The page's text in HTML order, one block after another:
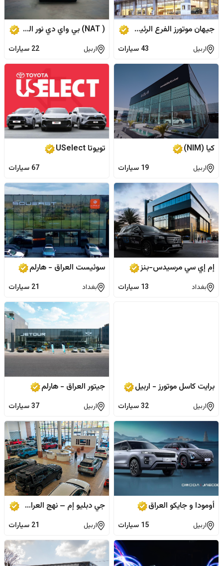
جيهان موتورز الفرع الرئيسي
اربيل 43 سيارات
( NAT) بي واي دي نور الجزيرة
اربيل 22 سيارات
كيا (NIM)
اربيل 19 سيارات
تويوتا USelect
67 سيارات
إم إي سي مرسيدس-بنز
بغداد 13 سيارات
سوئيست العراق - هارلم
بغداد 21 سيارات
برایت کاسل موتورز - اربيل
اربيل 32سيارات
جيتور العراق - هارلم
اربيل 37سيارات
أومودا و جايكو العراق
اربيل 15 سيارات
جي دبليو إم – نهج العراق – أربيل
اربيل 21 سيارات